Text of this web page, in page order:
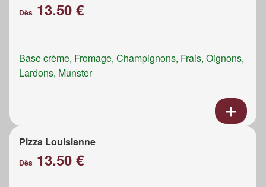
Dès 13.50 €
Base crème, Fromage, Champignons, Frais, Oignons,
Lardons, Munster
Pizza Louisianne
Dès 13.50 €